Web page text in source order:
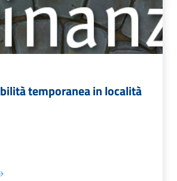
temporanea in località